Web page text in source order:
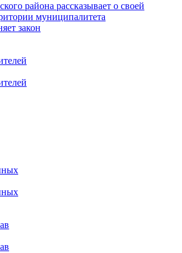
района рассказывает о своей
муниципалитета
закон